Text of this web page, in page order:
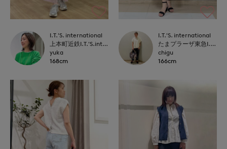
I.T.'S. international
上本町近鉄I.T.'S.international
yuka
168cm
I.T.'S. international
たまプラーザ東急I.T.'S.international
chigu
166cm